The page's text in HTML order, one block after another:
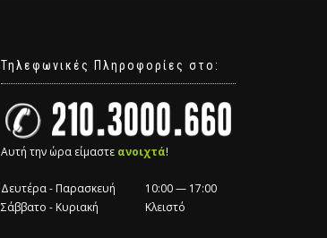
Τηλεφωνικές Πληροφορίες στο:
Αυτή την ώρα είμαστε ανοιχτά!
Δευτέρα - Παρασκευή
10:00 — 17:00
Σάββατο - Κυριακή
Κλειστό